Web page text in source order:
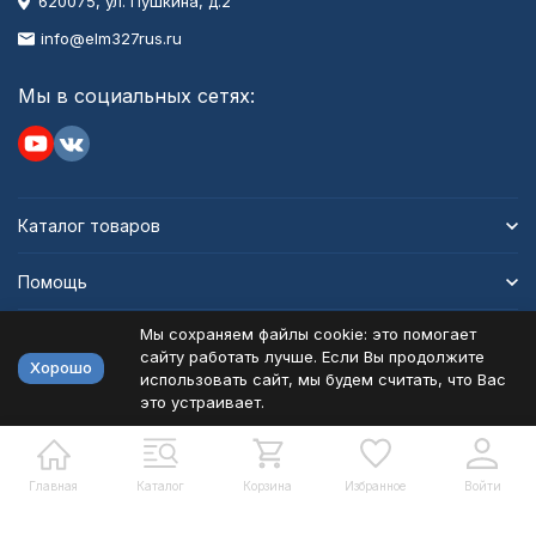
Главная Каталог Корзина Избранное Войти
info@elm327rus.ru
Мы в социальных сетях:
Каталог товаров
Помощь
Политика персональных данных
Разработано в bodysite.ru
Хорошо
Мы сохраняем файлы cookie: это помогает
сайту работать лучше. Если Вы продолжите
использовать сайт, мы будем считать, что Вас
это устраивает.